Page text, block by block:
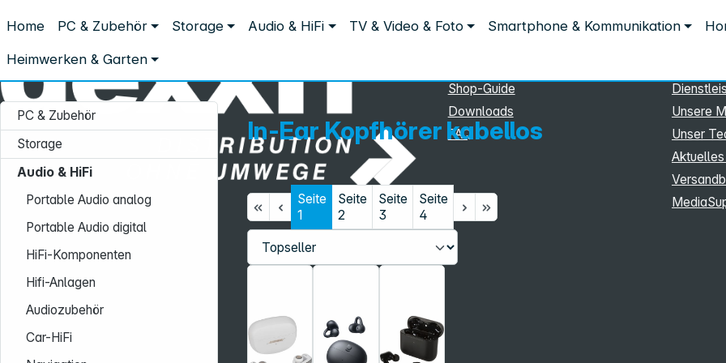
Home PC & Zubehör Storage Audio & HiFi TV & Video & Foto Smartphone & Kommunikation
Heimwerken & Garten
Audio & HiFi Kopfhörer & Headsets In-Ear Kopfhörer kabellos
In-Ear Kopfhörer kabellos
PC & Zubehör
Storage
Audio & HiFi
Portable Audio analog
Portable Audio digital
HiFi-Komponenten
Hifi-Anlagen
Audiozubehör
Car-HiFi
In-Ear Kopfhörer kabellos
Seite
1
Seite
2
Seite
3
Seite
4
Service-Hotline:
+49 931 9708–496
Mo. - Fr.: 08:00 - 17:00 Uhr
Shop-Guide
Downloads
FAQ
Unsere
Unser